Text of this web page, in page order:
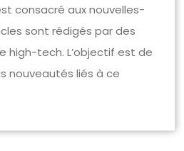
consacré aux nouvelles-
sont rédigés par des
high-tech. L’objectif est de
nouveautés liés à ce